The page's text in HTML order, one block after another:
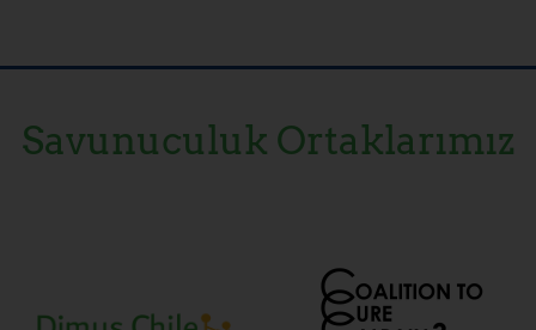
Savunuculuk Ortaklarımız